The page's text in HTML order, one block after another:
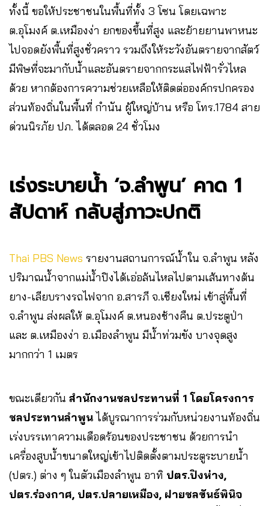
ทั้งนี้ ขอให้ประชาชนในพื้นที่ทั้ง 3 โซน โดยเฉพาะ
ต.อุโมงค์ ต.เหมืองง่า ยกของขึ้นที่สูง และย้ายยานพาหนะ
ไปจอดยังพื้นที่สูงชั่วคราว รวมถึงให้ระวังอันตรายจากสัตว์
มีพิษที่จะมากับน้ำและอันตรายจากกระแสไฟฟ้ารั่วไหล
ด้วย หากต้องการความช่วยเหลือให้ติดต่อองค์กรปกครอง
ส่วนท้องถิ่นในพื้นที่ กำนัน ผู้ใหญ่บ้าน หรือ โทร.1784 สาย
ด่วนนิรภัย ปภ. ได้ตลอด 24 ชั่วโมง
เร่งระบายน้ำ ‘จ.ลำพูน’ คาด 1
สัปดาห์ กลับสู่ภาวะปกติ
Thai PBS News รายงานสถานการณ์น้ำใน จ.ลำพูน หลัง
ปริมาณน้ำจากแม่น้ำปิงได้เอ่อล้นไหลไปตามเส้นทางต้น
ยาง-เลียบรางรถไฟจาก อ.สารภี จ.เชียงใหม่ เข้าสู่พื้นที่
จ.ลำพูน ส่งผลให้ ต.อุโมงค์ ต.หนองช้างคืน ต.ประตูป่า
และ ต.เหมืองง่า อ.เมืองลำพูน มีน้ำท่วมขัง บางจุดสูง
มากกว่า 1 เมตร
ขณะเดียวกัน สำนักงานชลประทานที่ 1 โดยโครงการ
ชลประทานลำพูน ได้บูรณาการร่วมกับหน่วยงานท้องถิ่น
เร่งบรรเทาความเดือดร้อนของประชาชน ด้วยการนำ
เครื่องสูบน้ำขนาดใหญ่เข้าไปติดตั้งตามประตูระบายน้ำ
(ปตร.) ต่าง ๆ ในตัวเมืองลำพูน อาทิ ปตร.ปิงห่าง,
ปตร.ร่องกาศ, ปตร.ปลายเหมือง, ฝายชลขันธ์พินิจ